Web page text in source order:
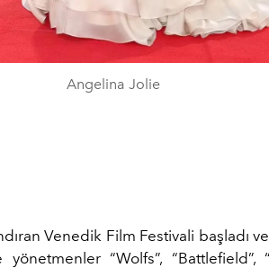
Angelina Jolie
Venedik Film Festivali başladı
“Wolfs”, “Battlefield”,